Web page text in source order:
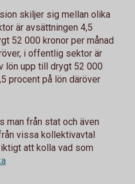
skiljer sig mellan olika
är avsättningen 4,5
52 000 kronor per månad
i offentlig sektor är
lön upp till drygt 52 000
procent på lön däröver
man från stat och även
vissa kollektivavtal
att kolla vad som